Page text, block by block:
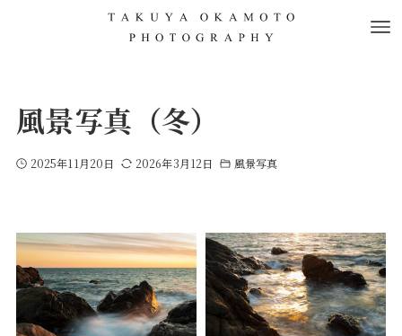
風景写真（冬）
2025年11月20日 2026年3月12日 風景写真